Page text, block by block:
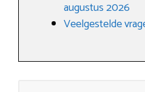
augustus 2026
Veelgestelde